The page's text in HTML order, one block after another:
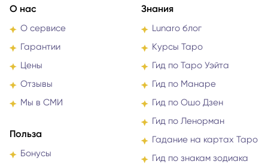
О нас
О сервисе
Гарантии
Цены
Отзывы
Мы в СМИ
Польза
Бонусы
Знания
Lunaro блог
Курсы Таро
Гид по Таро Уэйта
Гид по Манаре
Гид по Ошо Дзен
Гид по Ленорман
Гадание на картах Таро
Гид по знакам зодиака